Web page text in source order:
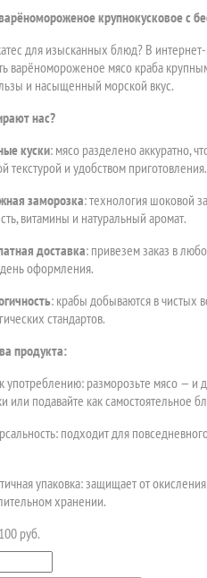
крупнокусковое с
для изысканных блюд? В
варёномороженое мясо краба
и насыщенный морской вкус.
нас?
куски: мясо разделено аккуратно,
текстурой и удобством приготовления.
заморозка: технология шоковой
витамины и натуральный аромат.
доставка: привезем заказ в
оформления.
: крабы добываются в чистых
стандартов.
продукта:
употреблению: разморозьте мясо — и
или подавайте как самостоятельное
подходит для
упаковка: защищает от
хранении.
руб.